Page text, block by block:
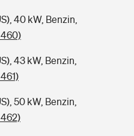
40 kW, Benzin,
43 kW, Benzin,
50 kW, Benzin,